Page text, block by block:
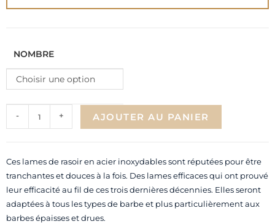
NOMBRE
Choisir une option
- + AJOUTER AU PANIER
Ces lames de rasoir en acier inoxydables sont réputées pour être
tranchantes et douces à la fois. Des lames efficaces qui ont prouvé
leur efficacité au fil de ces trois dernières décennies. Elles seront
adaptées à tous les types de barbe et plus particulièrement aux
barbes épaisses et drues.